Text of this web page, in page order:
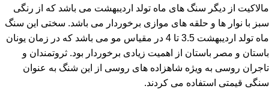
مالاکیت از دیگر سنگ های ماه تولد اردیبهشت می باشد که از رنگی
سبز با نوار ها و حلقه های موازی برخوردار می باشد. سختی این سنگ
ماه تولد اردیبهشت 3.5 تا 4 در مقیاس مو می باشد که در زمان یونان
باستان و مصر باستان از اهمیت زیادی برخوردار بود. ثروتمندان و
تاجران روسی به ویژه شاهزاده های روسی از این شنگ به عنوان
سنگی قیمتی استفاده می کردند.